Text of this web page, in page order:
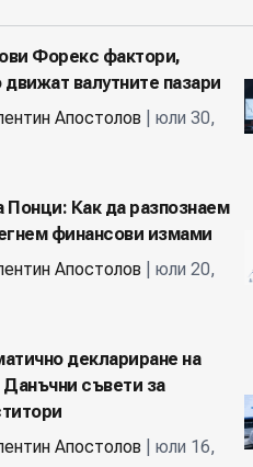
Форекс фактори,
движат валутните пазари
Апостолов | юли 30,
Понци: Как да разпознаем
финансови измами
Апостолов | юли 20,
деклариране на
съвети за
Апостолов | юли 16,